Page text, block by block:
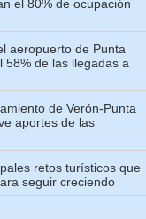
el 80% de ocupación
aeropuerto de Punta
58% de las llegadas a
de Verón-Punta
aportes de las
retos turísticos que
seguir creciendo